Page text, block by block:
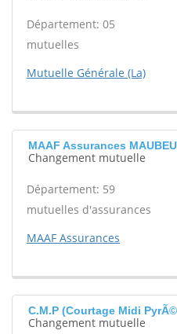
Département: 05
mutuelles
Mutuelle Générale (La)
MAAF Assurances
Changement mutuelle
Département: 59
mutuelles d'assurances
MAAF Assurances
C.M.P (Courtage Midi
Changement mutuelle